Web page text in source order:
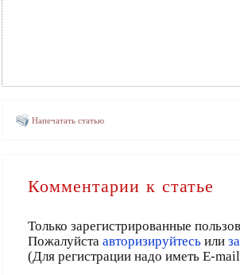
Напечатать статью
Комментарии к статье
Только зарегистрированные
Пожалуйста авторизируйтесьили
(Для регистрации надо иметь E-